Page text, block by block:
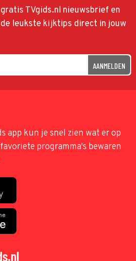
TVgids.nl nieuwsbrief en
leukste kijktips direct in jouw
AANMELDEN
app kun je snel zien wat er op
programma's bewaren